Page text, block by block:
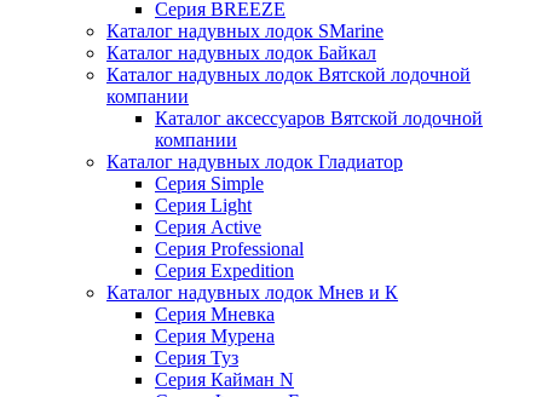
Серия BREEZE
Каталог надувных лодок SMarine
Каталог надувных лодок Байкал
Каталог надувных лодок Вятской лодочной
компании
Каталог аксессуаров Вятской лодочной
компании
Каталог надувных лодок Гладиатор
Серия Simple
Серия Light
Серия Active
Серия Professional
Серия Expedition
Каталог надувных лодок Мнев и К
Серия Мневка
Серия Мурена
Серия Туз
Серия Кайман N